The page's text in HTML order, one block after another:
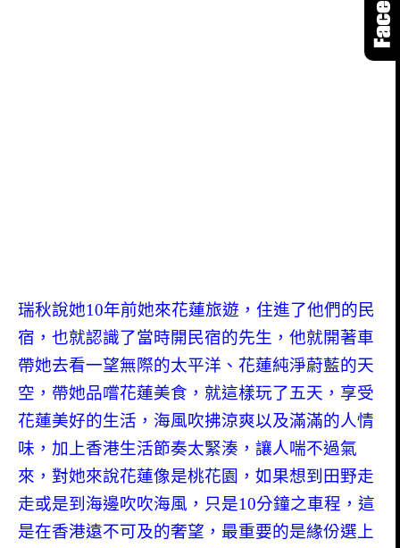
瑞秋說她10年前她來花蓮旅遊，住進了他們的民
宿，也就認識了當時開民宿的先生，他就開著車
帶她去看一望無際的太平洋、花蓮純淨蔚藍的天
空，帶她品嚐花蓮美食，就這樣玩了五天，享受
花蓮美好的生活，海風吹拂涼爽以及滿滿的人情
味，加上香港生活節奏太緊湊，讓人喘不過氣
來，對她來說花蓮像是桃花園，如果想到田野走
走或是到海邊吹吹海風，只是10分鐘之車程，這
是在香港遠不可及的奢望，最重要的是緣份選上